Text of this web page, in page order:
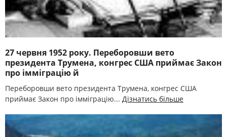
27 червня 1952 року. Переборовши вето
президента Трумена, конгрес США приймає Закон
про імміграцію й
Переборовши вето президента Трумена, конгрес США
приймає Закон про імміграцію... Дізнатись більше